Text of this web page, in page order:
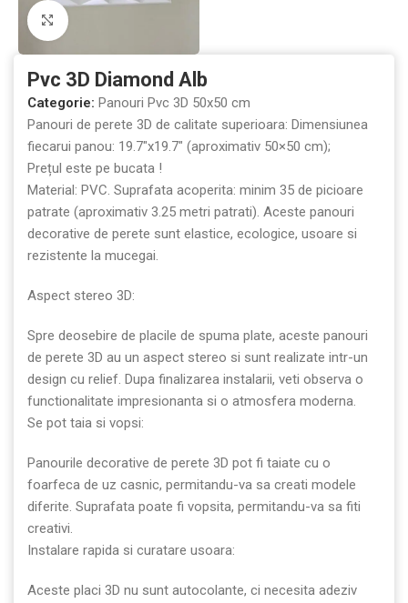
Mărește imaginea
Pvc 3D Diamond Alb
Categorie: Panouri Pvc 3D 50x50 cm
Panouri de perete 3D de calitate superioara: Dimensiunea
fiecarui panou: 19.7″x19.7″ (aproximativ 50×50 cm);
Prețul este pe bucata !
Material: PVC. Suprafata acoperita: minim 35 de picioare
patrate (aproximativ 3.25 metri patrati). Aceste panouri
decorative de perete sunt elastice, ecologice, usoare si
rezistente la mucegai.
Aspect stereo 3D:
Spre deosebire de placile de spuma plate, aceste panouri
de perete 3D au un aspect stereo si sunt realizate intr-un
design cu relief. Dupa finalizarea instalarii, veti observa o
functionalitate impresionanta si o atmosfera moderna.
Se pot taia si vopsi:
Panourile decorative de perete 3D pot fi taiate cu o
foarfeca de uz casnic, permitandu-va sa creati modele
diferite. Suprafata poate fi vopsita, permitandu-va sa fiti
creativi.
Instalare rapida si curatare usoara:
Aceste placi 3D nu sunt autocolante, ci necesita adeziv